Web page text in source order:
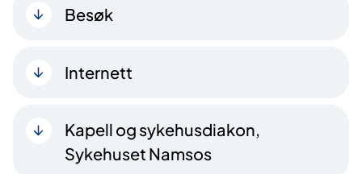
Besøk
Internett
Kapell og sykehusdiakon,
Sykehuset Namsos